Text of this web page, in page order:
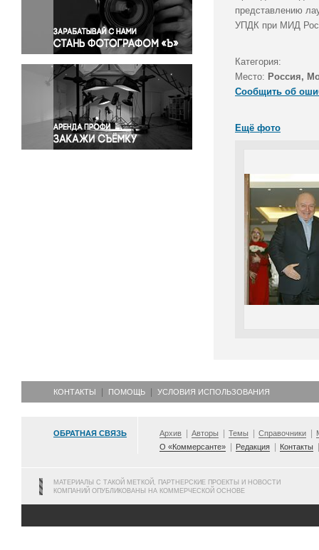
Правосудие
Происшествия и конфликты
Религия
Светская жизнь
Спорт
Экология
Экономика и бизнес
представлению
УПДК при МИД
Категория:
Место: Россия,
Сообщить об
Ещё фото
КОНТАКТЫ ПОМОЩЬ УСЛОВИЯ ИСПОЛЬЗОВАНИЯ
ОБРАТНАЯ СВЯЗЬ Архив Авторы Темы Справочники
О «Коммерсанте»
Редакция Контакты
МАТЕРИАЛЫ С ТАКОЙ МЕТКОЙ, ПАРТНЕРСКИЕ ПРОЕКТЫ И НОВОСТИ
КОМПАНИЙ ОПУБЛИКОВАНЫ НА КОММЕРЧЕСКОЙ ОСНОВЕ